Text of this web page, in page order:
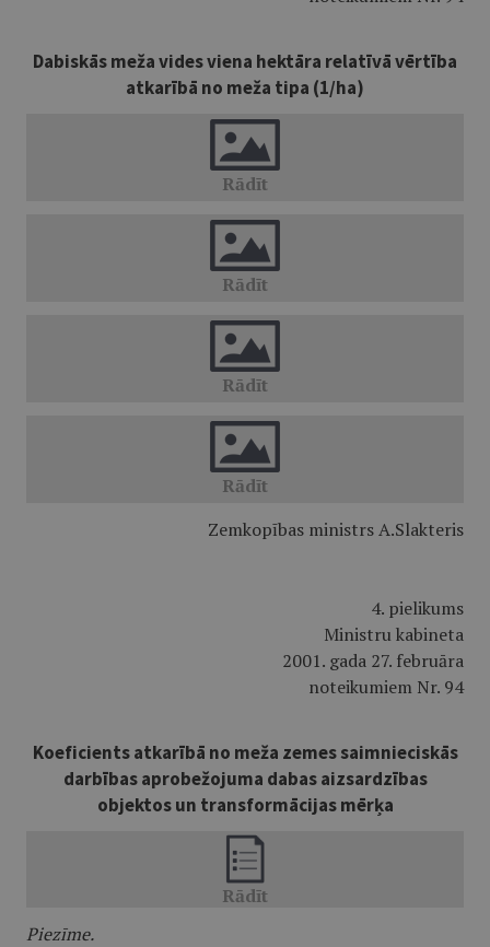
Dabiskās meža vides viena hektāra relatīvā vērtība
atkarībā no meža tipa (1/ha)
Zemkopības ministrs A.Slakteris
4. pielikums
Ministru kabineta
2001. gada 27. februāra
noteikumiem Nr. 94
Koeficients atkarībā no meža zemes saimnieciskās
darbības aprobežojuma dabas aizsardzības
objektos un transformācijas mērķa
Piezīme.